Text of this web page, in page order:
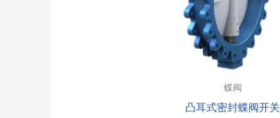
蝶阀
凸耳式密封蝶阀开关